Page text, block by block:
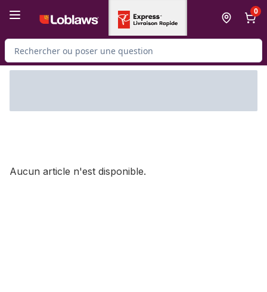
0
Rechercher des produits
Aucun article n'est disponible.